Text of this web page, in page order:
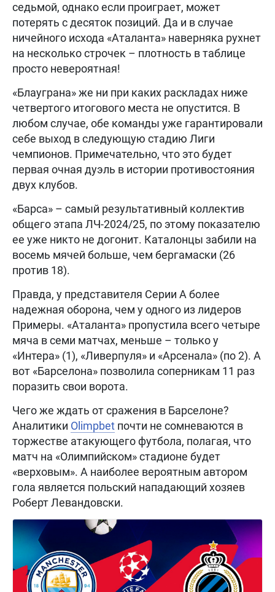
седьмой, однако если проиграет, может
потерять с десяток позиций. Да и в случае
ничейного исхода «Аталанта» наверняка рухнет
на несколько строчек – плотность в таблице
просто невероятная!
«Блауграна» же ни при каких раскладах ниже
четвертого итогового места не опустится. В
любом случае, обе команды уже гарантировали
себе выход в следующую стадию Лиги
чемпионов. Примечательно, что это будет
первая очная дуэль в истории противостояния
двух клубов.
«Барса» – самый результативный коллектив
общего этапа ЛЧ-2024/25, по этому показателю
ее уже никто не догонит. Каталонцы забили на
восемь мячей больше, чем бергамаски (26
против 18).
Правда, у представителя Серии А более
надежная оборона, чем у одного из лидеров
Примеры. «Аталанта» пропустила всего четыре
мяча в семи матчах, меньше – только у
«Интера» (1), «Ливерпуля» и «Арсенала» (по 2). А
вот «Барселона» позволила соперникам 11 раз
поразить свои ворота.
Чего же ждать от сражения в Барселоне?
Аналитики Olimpbet почти не сомневаются в
торжестве атакующего футбола, полагая, что
матч на «Олимпийском» стадионе будет
«верховым». А наиболее вероятным автором
гола является польский нападающий хозяев
Роберт Левандовски.